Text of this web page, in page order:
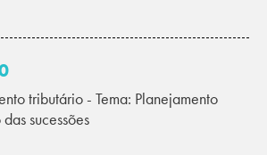
tributário - Tema: Planejamento
sucessões